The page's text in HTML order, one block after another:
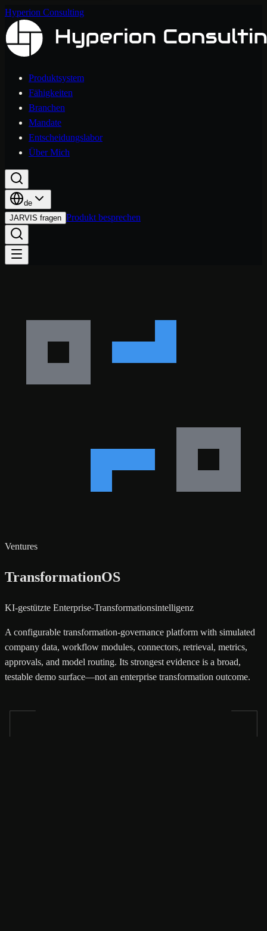
Hyperion Consulting
Produktsystem
Fähigkeiten
Branchen
Mandate
Entscheidungslabor
Über Mich
de
JARVIS fragen Produkt besprechen
Ventures
TransformationOS
KI-gestützte Enterprise-Transformationsintelligenz
A configurable transformation-governance platform with simulated
company data, workflow modules, connectors, retrieval, metrics,
approvals, and model routing. Its strongest evidence is a broad,
testable demo surface—not an enterprise transformation outcome.